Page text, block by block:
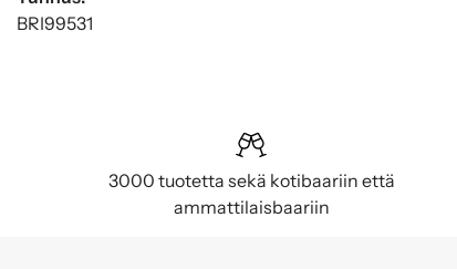
BRI99531
3000 tuotetta sekä kotibaariin että
ammattilaisbaariin